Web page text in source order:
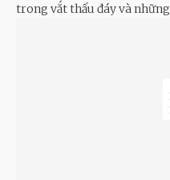
trong vắt thấu đáy và